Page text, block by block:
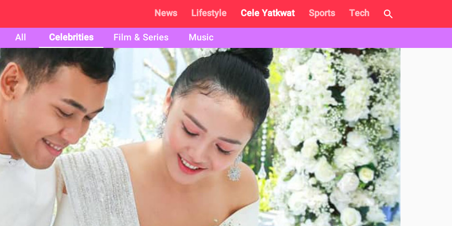
News Lifestyle Cele Yatkwat Sports
Tech
All
Celebrities Film & Series Music